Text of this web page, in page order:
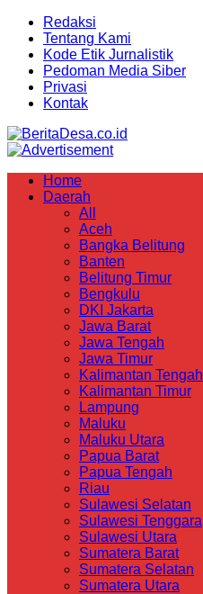
Redaksi
Tentang Kami
Kode Etik Jurnalistik
Pedoman Media Siber
Privasi
Kontak
Home
Daerah
All
Aceh
Bangka Belitung
Banten
Belitung Timur
Bengkulu
DKI Jakarta
Jawa Barat
Jawa Tengah
Jawa Timur
Kalimantan Tengah
Kalimantan Timur
Lampung
Maluku
Maluku Utara
Papua Barat
Papua Tengah
Riau
Sulawesi Selatan
Sulawesi Tenggara
Sulawesi Utara
Sumatera Barat
Sumatera Selatan
Sumatera Utara